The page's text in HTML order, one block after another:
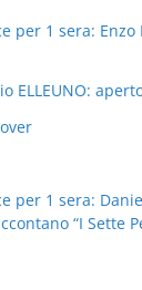
per 1 sera:
ELLEUNO:
per 1 sera:
“I Sette